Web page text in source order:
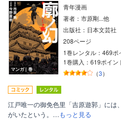
マンガ｜巻
青年漫画
著者：市原剛...他
出版社：日本文芸社
208ページ
1巻レンタル：469ポ
1巻購入：619ポイン
（3）
江戸唯一の御免色里「吉原遊郭」には
がいたという。…もっと見る